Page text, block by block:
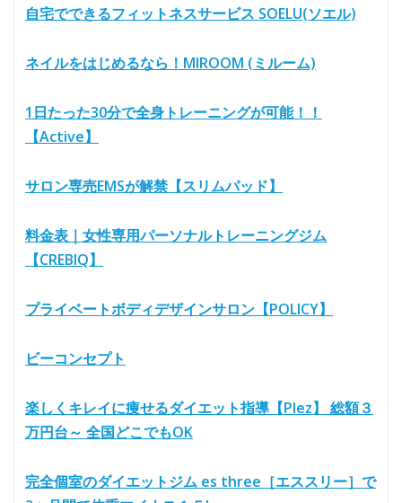
自宅でできるフィットネスサービス SOELU(ソエル)
ネイルをはじめるなら！MIROOM (ミルーム)
1日たった30分で全身トレーニングが可能！！
【Active】
サロン専売EMSが解禁【スリムパッド】
料金表｜女性専用パーソナルトレーニングジム
【CREBIQ】
プライベートボディデザインサロン【POLICY】
ビーコンセプト
楽しくキレイに痩せるダイエット指導【Plez】 総額３
万円台～ 全国どこでもOK
完全個室のダイエットジム es three［エススリー］で